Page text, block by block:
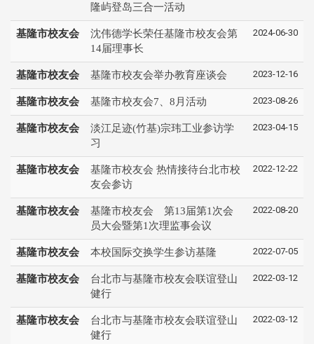
隆屿登岛三合一活动
基隆市校友会
沈伟德学长荣任基隆市校友会第
14届理事长
2024-06-30
基隆市校友会 基隆市校友会举办教育座谈会 2023-12-16
基隆市校友会 基隆市校友会7、8月活动 2023-08-26
基隆市校友会
淡江足迹(竹基)宗玮工业参访学
习
2023-04-15
基隆市校友会
基隆市校友会 热情接待台北市校
友会参访
2022-12-22
基隆市校友会
基隆市校友会 第13届第1次会
员大会暨第1次理监事会议
2022-08-20
基隆市校友会 本校国际交换学生参访基隆 2022-07-05
基隆市校友会
台北市与基隆市校友会联谊登山
健行
2022-03-12
基隆市校友会
台北市与基隆市校友会联谊登山
健行
2022-03-12